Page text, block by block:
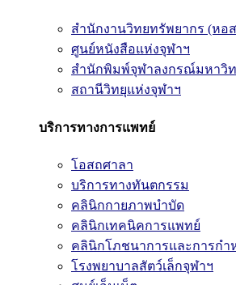
สำนักงานวิทยทรัพยากร (หอ
ศูนย์หนังสือแห่งจุฬาฯ
สำนักพิมพ์จุฬาลงกรณ์มหาวิ
สถานีวิทยุแห่งจุฬาฯ
บริการทางการแพทย์
โอสถศาลา
บริการทางทันตกรรม
คลินิกกายภาพบำบัด
คลินิกเทคนิคการแพทย์
คลินิกโภชนาการและการกำ
โรงพยาบาลสัตว์เล็กจุฬาฯ